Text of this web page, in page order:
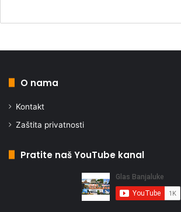
O nama
Kontakt
Zaštita privatnosti
Pratite naš YouTube kanal